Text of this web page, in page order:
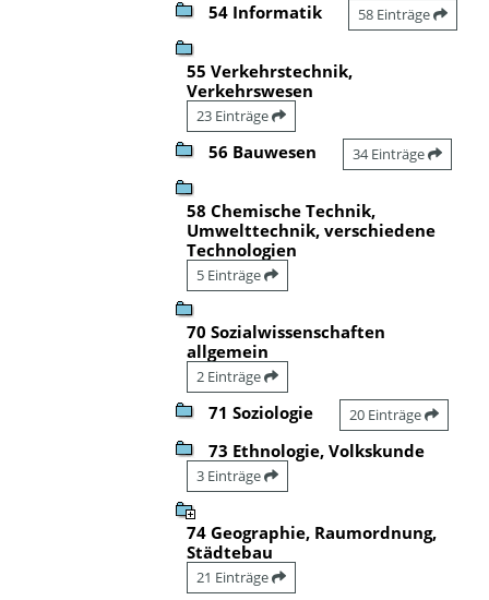
54 Informatik 58 Einträge
55 Verkehrstechnik,
Verkehrswesen
23 Einträge
56 Bauwesen 34 Einträge
58 Chemische Technik,
Umwelttechnik, verschiedene
Technologien
5 Einträge
70 Sozialwissenschaften
allgemein
2 Einträge
71 Soziologie 20 Einträge
73 Ethnologie, Volkskunde
3 Einträge
74 Geographie, Raumordnung,
Städtebau
21 Einträge